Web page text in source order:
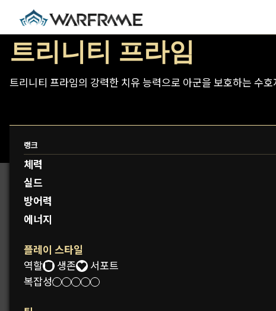
트리니티 프라임
트리니티 프라임의 강력한 치유 능력으로 아군을 보호하는 수
랭크
체력
실드
방어력
에너지
플레이 스타일
역할:
생존
서포트
복잡성: